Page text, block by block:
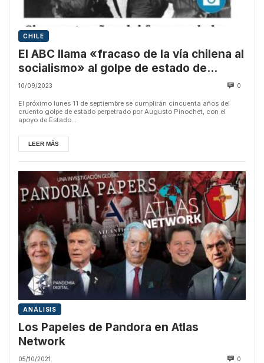
CHILE
El ABC llama «fracaso de la vía chilena al
socialismo» al golpe de estado de
Pinochet
10/09/2023 0
El próximo lunes 11 de septiembre se cumplirán cincuenta años del
cruento golpe de estado perpetrado por Augusto Pinochet, con el
apoyo de Estado...
LEER MÁS
ANÁLISIS
Los Papeles de Pandora en Atlas
Network
05/10/2021 0